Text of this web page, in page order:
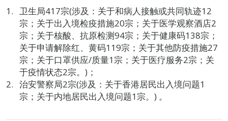
卫生局417宗(涉及：关于和病人接触或共同轨迹12
宗；关于出入境检疫措施20宗；关于医学观察酒店2
宗；关于核酸、抗原检测94宗；关于健康码138宗；
关于申请解除红、黄码119宗；关于其他防疫措施27
宗；关于口罩供应/质量1宗；关于医疗服务2宗；关
于疫情状态2宗。)；
治安警察局2宗(涉及：关于香港居民出入境问题1
宗；关于内地居民出入境问题1宗。) 。